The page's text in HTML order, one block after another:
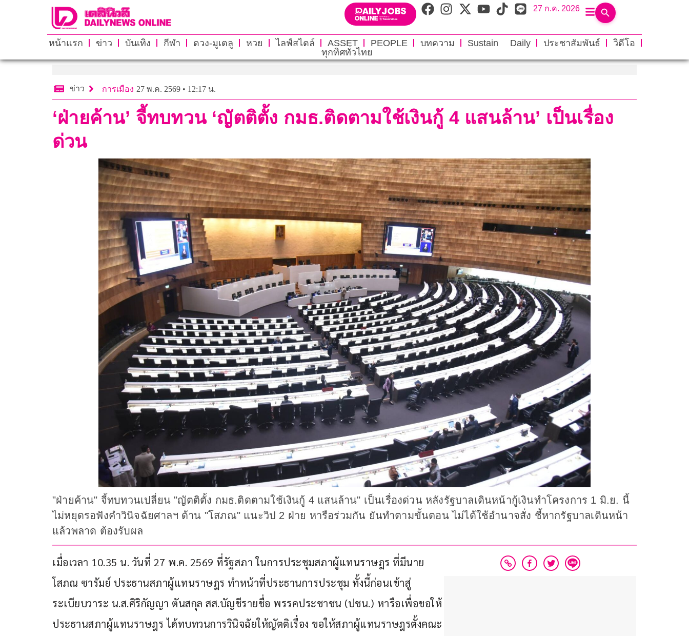
27 ก.ค. 2026
หน้าแรก ข่าว บันเทิง กีฬา ดวง-มูเตลู หวย ไลฟ์สไตล์ ASSET PEOPLE บทความ Sustain Daily ประชาสัมพันธ์
วิดีโอ
ทุกทิศทั่วไทย
ข่าว การเมือง 27 พ.ค. 2569 • 12:17 น.
‘ฝ่ายค้าน’ จี้ทบทวน ‘ญัตติตั้ง กมธ.ติดตามใช้เงินกู้ 4 แสนล้าน’ เป็นเรื่อง
ด่วน
"ฝ่ายค้าน" จี้ทบทวนเปลี่ยน "ญัตติตั้ง กมธ.ติดตามใช้เงินกู้ 4 แสนล้าน" เป็นเรื่องด่วน หลังรัฐบาลเดินหน้ากู้เงินทำโครงการ 1 มิ.ย. นี้
ไม่หยุดรอฟังคำวินิจฉัยศาลฯ ด้าน "โสภณ" แนะวิป 2 ฝ่าย หารือร่วมกัน ยันทำตามขั้นตอน ไม่ได้ใช้อำนาจสั่ง ชี้หากรัฐบาลเดินหน้า
แล้วพลาด ต้องรับผล
เมื่อเวลา 10.35 น. วันที่ 27 พ.ค. 2569 ที่รัฐสภา ในการประชุมสภาผู้แทนราษฎร ที่มีนาย
โสภณ ซารัมย์ ประธานสภาผู้แทนราษฎร ทำหน้าที่ประธานการประชุม ทั้งนี้ก่อนเข้าสู่
ระเบียบวาระ น.ส.ศิริกัญญา ตันสกุล สส.บัญชีรายชื่อ พรรคประชาชน (ปชน.) หารือเพื่อขอให้
ประธานสภาผู้แทนราษฎร ได้ทบทวนการวินิจฉัยให้ญัตติเรื่อง ขอให้สภาผู้แทนราษฎรตั้งคณะ